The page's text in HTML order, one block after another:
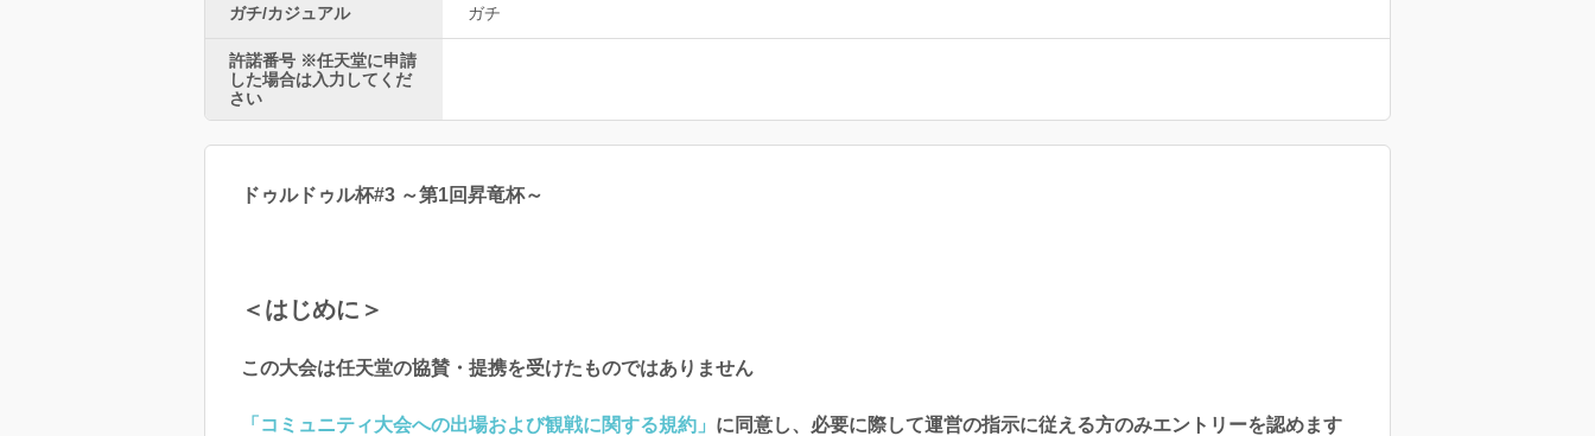
ガチ/カジュアル ガチ
許諾番号 ※任天堂に申請
した場合は入力してくだ
さい
ドゥルドゥル杯#3 ～第1回昇竜杯～
＜はじめに＞
この大会は任天堂の協賛・提携を受けたものではありません
「コミュニティ大会への出場および観戦に関する規約」 に同意し、必要に際して運営の指示に従える方のみエントリーを認めます